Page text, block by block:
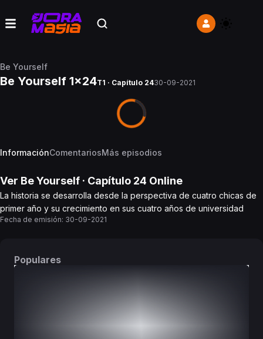
Be Yourself
Be Yourself 1x24T1 · Capítulo 2430-09-2021
InformaciónComentariosMás episodios
Ver Be Yourself · Capítulo 24 Online
La historia se desarrolla desde la perspectiva de cuatro chicas de
primer año y su crecimiento en sus cuatro años de universidad
Fecha de emisión: 30-09-2021
Populares